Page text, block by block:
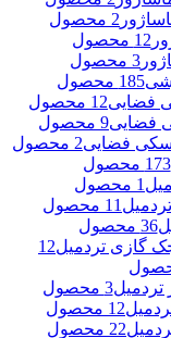
2 محصول
12 محصول
3 محصول
185 محصول
فضایی12 محصول
فضایی9 محصول
فضایی2 محصول
173 محصول
1 محصول
11 محصول
36 محصول
گازی تردمیل12
تردمیل3 محصول
12 محصول
22 محصول